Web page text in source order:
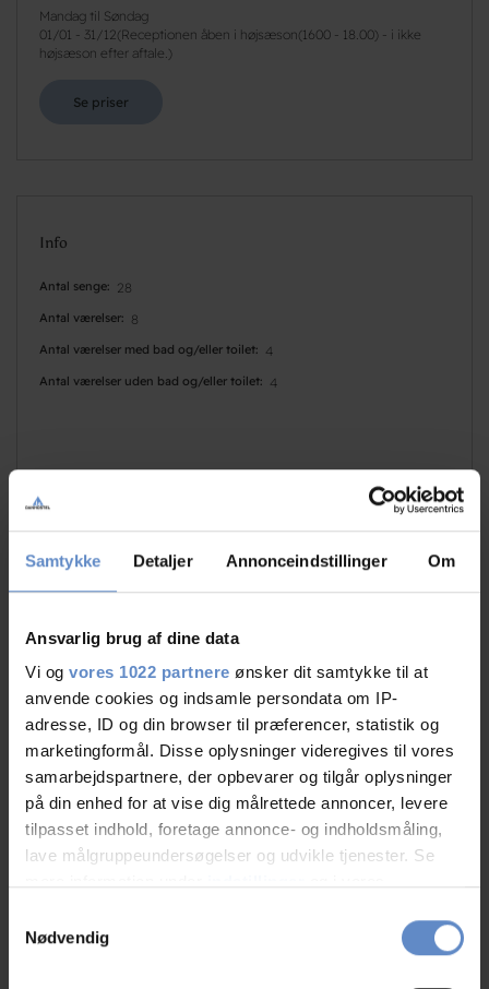
Samtykke Detaljer Annonceindstillinger Om
Ansvarlig brug af dine data
Vi og vores 1022 partnere ønsker dit samtykke til at
anvende cookies og indsamle persondata om IP-
adresse, ID og din browser til præferencer, statistik og
marketingformål. Disse oplysninger videregives til vores
samarbejdspartnere, der opbevarer og tilgår oplysninger
på din enhed for at vise dig målrettede annoncer, levere
tilpasset indhold, foretage annonce- og indholdsmåling,
lave målgruppeundersøgelser og udvikle tjenester. Se
tilbage eller ændre indstillinger fra vores
"Cookiedeklaration", eller ved at trykke på "Privacy
Nødvendig
Mandag til Søndag
01/01 - 31/12( Receptionen åben i højsæson(1600 - 18.00) - i ikke
højsæson efter aftale.)
Se priser
Info
Antal senge 28
Antal værelser 8
Antal værelser med bad og/eller toilet 4
Antal værelser uden bad og/eller toilet 4
Faciliteter
Handicap venligt
Læs mere
RATINGS